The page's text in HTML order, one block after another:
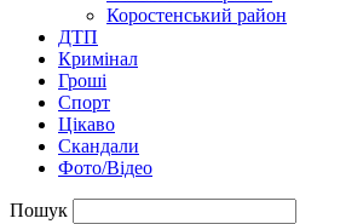
Коростенський район
ДТП
Кримінал
Гроші
Спорт
Цікаво
Скандали
Фото/Відео
Пошук